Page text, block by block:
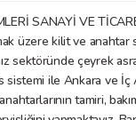
SANAYİ VE
üzere kilit ve
sektöründe çeyrek
ile Ankara ve
tamiri,